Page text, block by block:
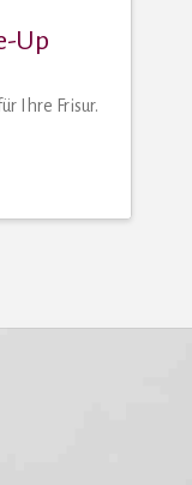
Up
Ihre Frisur.